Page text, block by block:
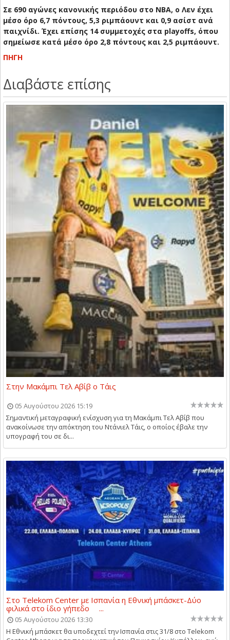
Σε 690 αγώνες κανονικής περιόδου στο ΝΒΑ, ο Λεν έχει
μέσο όρο 6,7 πόντους, 5,3 ριμπάουντ και 0,9 ασίστ ανά
παιχνίδι. Έχει επίσης 14 συμμετοχές στα playoffs, όπου
σημείωσε κατά μέσο όρο 2,8 πόντους και 2,5 ριμπάουντ.
ΠΗΓΗ
Διαβάστε επίσης
Στην Μακάμπι Τελ Αβίβ ο Τάις
05 Αυγούστου 2026 15:19
Σημαντική μεταγραφική ενίσχυση για τη Μακάμπι Τελ Αβίβ που
ανακοίνωσε την απόκτηση του Ντάνιελ Τάις, ο οποίος έβαλε την
υπογραφή του σε δι...
Στο Telekom Center με Ισπανία η Εθνική μπάσκετ-Δύο
φιλικά στο ίδιο γήπεδο ...
05 Αυγούστου 2026 13:30
Η Εθνική μπάσκετ θα υποδεχτεί την Ισπανία στις 31/8 στο Telekom